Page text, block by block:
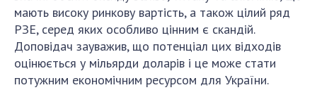
мають високу ринкову вартість, а також цілий ряд
РЗЕ, серед яких особливо цінним є скандій.
Доповідач зауважив, що потенціал цих відходів
оцінюється у мільярди доларів і це може стати
потужним економічним ресурсом для України.